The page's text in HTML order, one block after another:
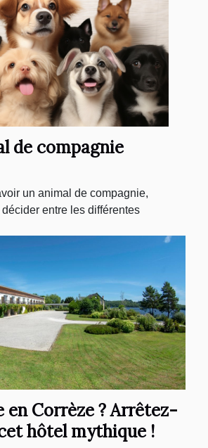
en Corrèze ? Arrêtez-
hôtel mythique !
de compagnie
un animal de compagnie,
entre les différentes